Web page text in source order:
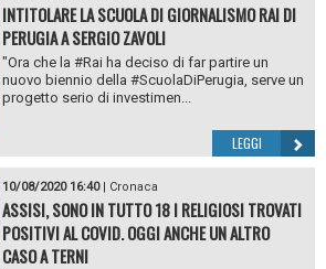
INTITOLARE LA SCUOLA DI GIORNALISMO RAI DI
PERUGIA A SERGIO ZAVOLI
"Ora che la #Rai ha deciso di far partire un
nuovo biennio della #ScuolaDiPerugia, serve un
progetto serio di investimen...
LEGGI
10/08/2020 16:40| Cronaca
ASSISI, SONO IN TUTTO 18 I RELIGIOSI TROVATI
POSITIVI AL COVID. OGGI ANCHE UN ALTRO
CASO A TERNI